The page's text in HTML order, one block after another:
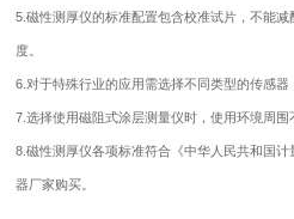
5.磁性测厚仪的标准配置包含校准试片，不能
度。
6.对于特殊行业的应用需选择不同类型的传感器
7.选择使用磁阻式涂层测量仪时，使用环境周围
8.磁性测厚仪各项标准符合《中华人民共和国
器厂家购买。